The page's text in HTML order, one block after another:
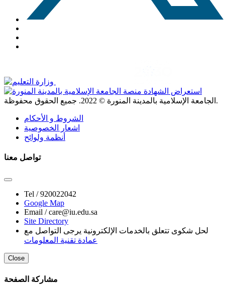
الجامعة الإسلامية بالمدينة المنورة © 2022 . جميع الحقوق محفوظة.
الشروط و الأحكام
اشعار الخصوصية
أنظمة ولوائح
تواصل معنا
Tel /920022042
Google Map
Email /care@iu.edu.sa
Site Directory
لحل شكوى تتعلق بالخدمات الإلكترونية يرجى التواصل مع
عمادة تقنية المعلومات
Close
مشاركة الصفحة